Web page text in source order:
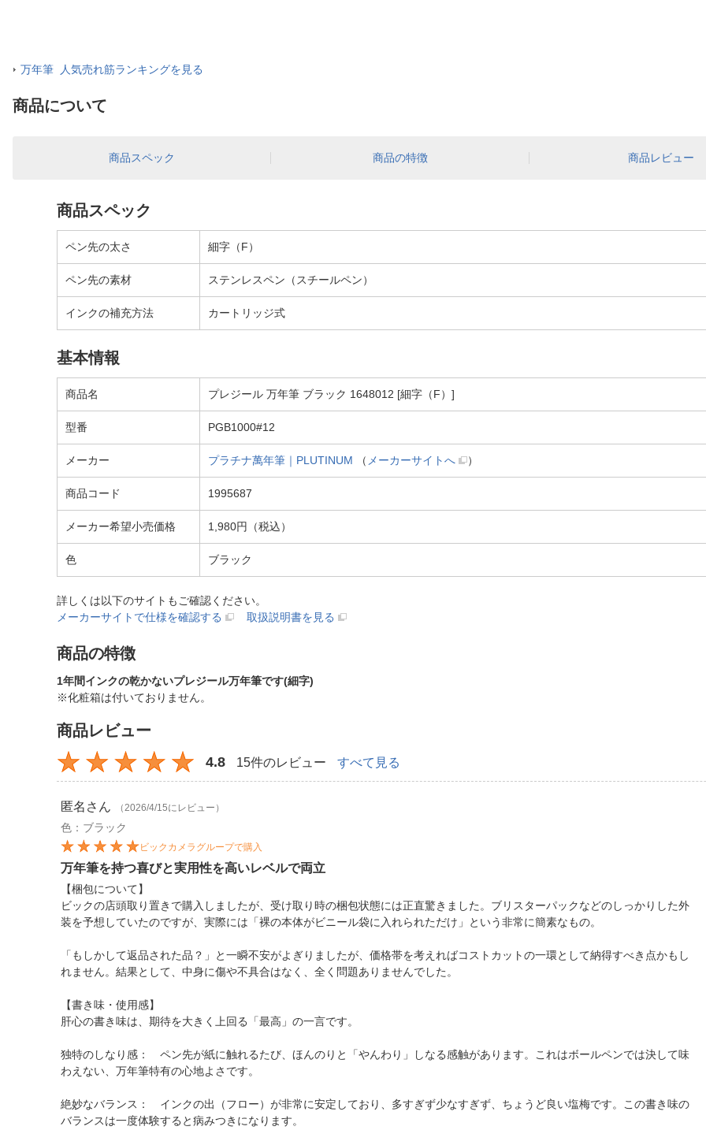
万年筆 人気売れ筋ランキングを見る
商品について
商品スペック 商品の特徴 商品レビュー
商品スペック
ペン先の太さ 細字（F）
ペン先の素材 ステンレスペン（スチールペン）
インクの補充方法 カートリッジ式
基本情報
商品名 プレジール 万年筆 ブラック 1648012 [細字（F）]
型番 PGB1000#12
メーカー プラチナ萬年筆｜PLUTINUM （ メーカーサイトへ ）
商品コード 1995687
メーカー希望小売価格 1,980円（税込）
色 ブラック
詳しくは以下のサイトもご確認ください。
メーカーサイトで仕様を確認する
取扱説明書を見る
商品の特徴
1年間インクの乾かないプレジール万年筆です(細字)
※化粧箱は付いておりません。
商品レビュー
4.8 15件のレビュー すべて見る
匿名 さん （2026/4/15にレビュー）
色：ブラック
ビックカメラグループで購入
万年筆を持つ喜びと実用性を高いレベルで両立
【梱包について】
ビックの店頭取り置きで購入しましたが、受け取り時の梱包状態には正直驚きました。ブリスターパックなどのしっかりした外
装を予想していたのですが、実際には「裸の本体がビニール袋に入れられただけ」という非常に簡素なもの。
「もしかして返品された品？」と一瞬不安がよぎりましたが、価格帯を考えればコストカットの一環として納得すべき点かもし
れません。結果として、中身に傷や不具合はなく、全く問題ありませんでした。
【書き味・使用感】
肝心の書き味は、期待を大きく上回る「最高」の一言です。
独特のしなり感： ペン先が紙に触れるたび、ほんのりと「やんわり」しなる感触があります。これはボールペンでは決して味
わえない、万年筆特有の心地よさです。
絶妙なバランス： インクの出（フロー）が非常に安定しており、多すぎず少なすぎず、ちょうど良い塩梅です。この書き味の
バランスは一度体験すると病みつきになります。